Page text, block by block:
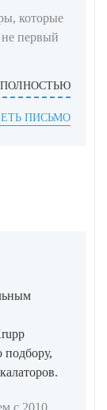
ПИСЬМО
которые
не первый
ПОЛНОСТЬЮ
подбору,
с 2010